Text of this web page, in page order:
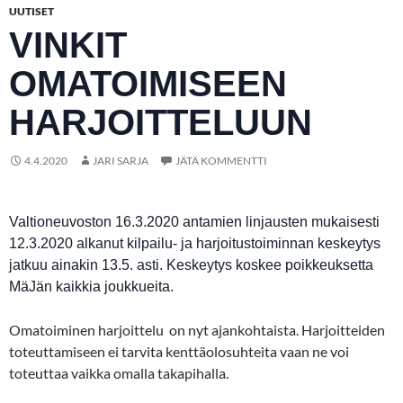
UUTISET
VINKIT
OMATOIMISEEN
HARJOITTELUUN
4.4.2020 JARI SARJA JÄTÄ KOMMENTTI
Valtioneuvoston 16.3.2020 antamien linjausten mukaisesti
12.3.2020 alkanut kilpailu- ja harjoitustoiminnan keskeytys
jatkuu ainakin 13.5. asti. Keskeytys koskee poikkeuksetta
MäJän kaikkia joukkueita.
Omatoiminen harjoittelu on nyt ajankohtaista. Harjoitteiden
toteuttamiseen ei tarvita kenttäolosuhteita vaan ne voi
toteuttaa vaikka omalla takapihalla.